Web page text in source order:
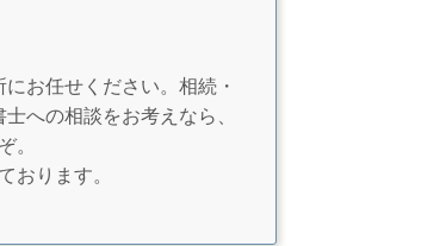
お任せください。相続・
への相談をお考えなら、
。
おります。